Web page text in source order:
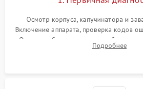
Осмотр корпуса, капучинатора и
Включение аппарата, проверка кодов
Оценка работы помпы, термоблока и
Измерение температуры и давления
Подробнее